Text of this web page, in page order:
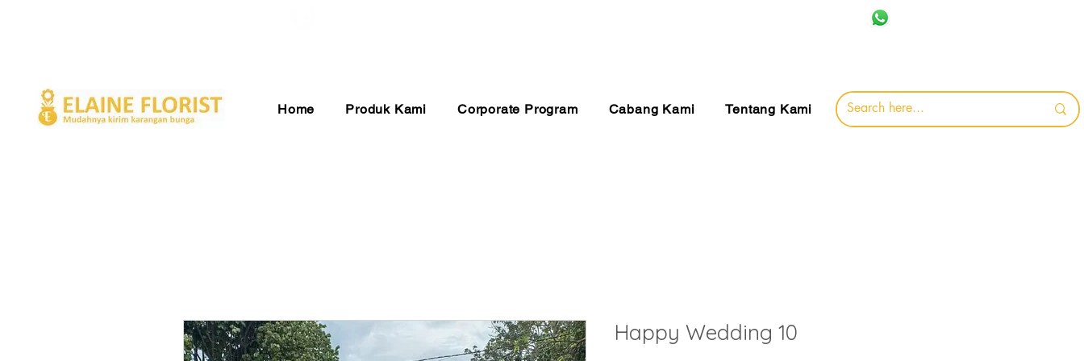
Home Produk Kami Corporate Program Cabang Kami Tentang Kami
Happy Wedding 10